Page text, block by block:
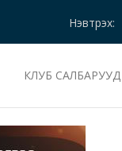
Нэвтрэх:
КЛУБ САЛБАРУУД